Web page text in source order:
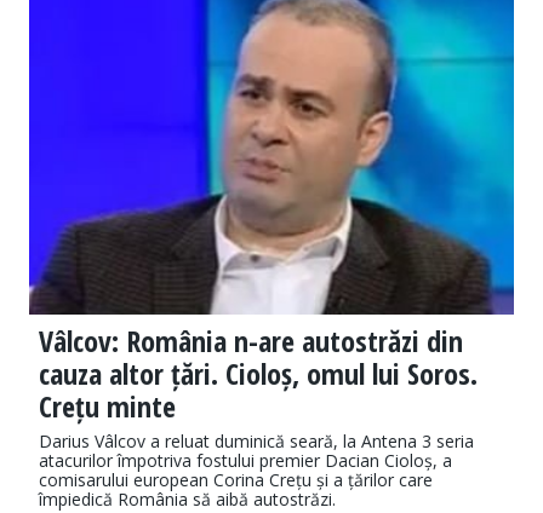
Vâlcov: România n-are autostrăzi din
cauza altor țări. Cioloș, omul lui Soros.
Crețu minte
Darius Vâlcov a reluat duminică seară, la Antena 3 seria
atacurilor împotriva fostului premier Dacian Cioloș, a
comisarului european Corina Crețu și a țărilor care
împiedică România să aibă autostrăzi.